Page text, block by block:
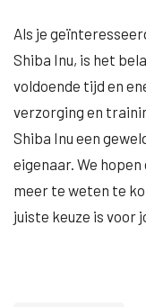
Als je
Shiba Inu, is het
voldoende tijd en
verzorging en
Shiba Inu een
eigenaar. We
meer te weten te
juiste keuze is voor